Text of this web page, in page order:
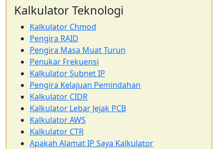
Kalkulator Teknologi
Kalkulator Chmod
Pengira RAID
Pengira Masa Muat Turun
Penukar Frekuensi
Kalkulator Subnet IP
Pengira Kelajuan Pemindahan
Kalkulator CIDR
Kalkulator Lebar Jejak PCB
Kalkulator AWS
Kalkulator CTR
Apakah Alamat IP Saya Kalkulator